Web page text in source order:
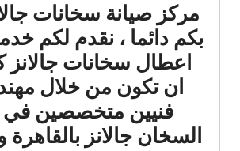
مركز صيانة سخانات
بكم دائما ، نقدم لكم
اعطال سخانات جالانز
ان تكون من خلال
فنيين متخصصين في
السخان جالانز بالقاهرة